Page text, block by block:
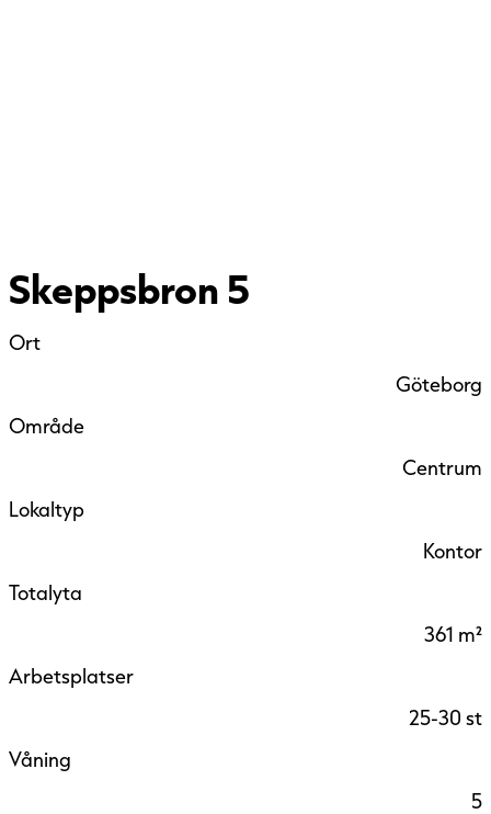
Skeppsbron 5
Ort
Göteborg
Område
Centrum
Lokaltyp
Kontor
Totalyta
361 m²
Arbetsplatser
25-30 st
Våning
5